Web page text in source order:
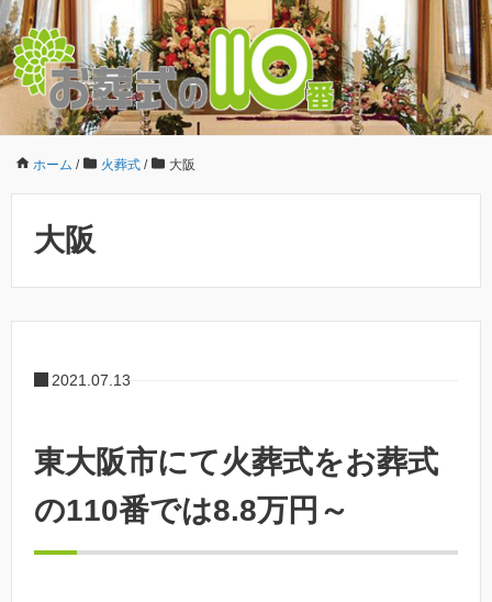
ホーム / 火葬式 / 大阪
大阪
2021.07.13
東大阪市にて火葬式をお葬式
の110番では8.8万円～